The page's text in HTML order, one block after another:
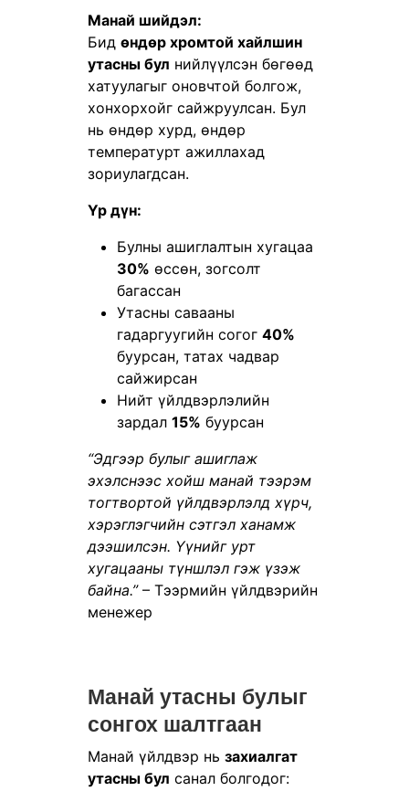
Манай шийдэл:
Бид өндөр хромтой хайлшин
утасны бул нийлүүлсэн бөгөөд
хатуулагыг оновчтой болгож,
хонхорхойг сайжруулсан. Бул
нь өндөр хурд, өндөр
температурт ажиллахад
зориулагдсан.
Үр дүн:
Булны ашиглалтын хугацаа
30% өссөн, зогсолт
багассан
Утасны савааны
гадаргуугийн согог 40%
буурсан, татах чадвар
сайжирсан
Нийт үйлдвэрлэлийн
зардал 15% буурсан
“Эдгээр булыг ашиглаж
эхэлснээс хойш манай тээрэм
тогтвортой үйлдвэрлэлд хүрч,
хэрэглэгчийн сэтгэл ханамж
дээшилсэн. Үүнийг урт
хугацааны түншлэл гэж үзэж
байна.”– Тээрмийн үйлдвэрийн
менежер
Манай утасны булыг
сонгох шалтгаан
Манай үйлдвэр нь захиалгат
утасны бул санал болгодог: